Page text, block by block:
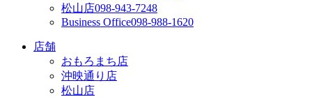
松山店098-943-7248
Business Office098-988-1620
店舗
おもろまち店
沖映通り店
松山店